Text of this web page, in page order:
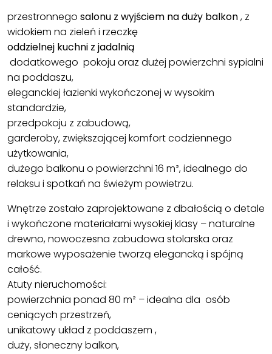
przestronnego salonu z wyjściem na duży balkon, z
widokiem na zieleń i rzeczkę
oddzielnej kuchni z jadalnią
dodatkowego pokoju oraz dużej powierzchni sypialni
na poddaszu,
eleganckiej łazienki wykończonej w wysokim
standardzie,
przedpokoju z zabudową,
garderoby, zwiększającej komfort codziennego
użytkowania,
dużego balkonu o powierzchni 16 m², idealnego do
relaksu i spotkań na świeżym powietrzu.
Wnętrze zostało zaprojektowane z dbałością o detale
i wykończone materiałami wysokiej klasy – naturalne
drewno, nowoczesna zabudowa stolarska oraz
markowe wyposażenie tworzą elegancką i spójną
całość.
Atuty nieruchomości:
powierzchnia ponad 80 m² – idealna dla osób
ceniących przestrzeń,
unikatowy układ z poddaszem ,
duży, słoneczny balkon,